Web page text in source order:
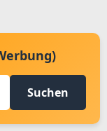
Suchen